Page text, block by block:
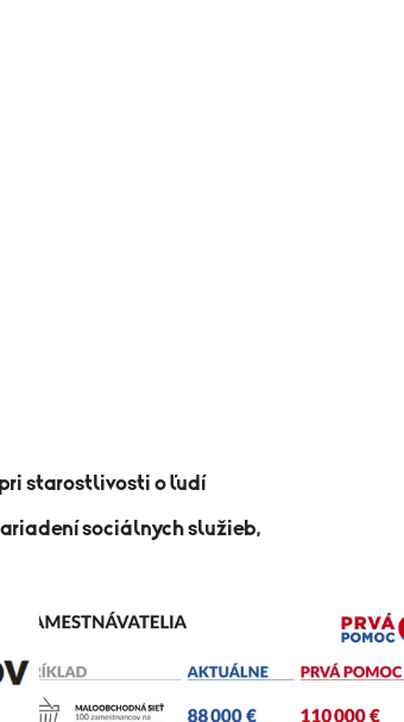
starostlivosti o ľudí
sociálnych služieb,